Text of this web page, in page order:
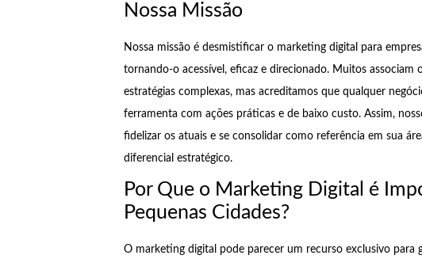
Nossa Missão
Nossa missão é desmistificar o marketing digital para
tornando-o acessível, eficaz e direcionado. Muitos
estratégias complexas, mas acreditamos que qualquer
ferramenta com ações práticas e de baixo custo. Assim,
fidelizar os atuais e se consolidar como referência em sua
diferencial estratégico.
Por Que o Marketing Digital é
Pequenas Cidades?
O marketing digital pode parecer um recurso exclusivo para